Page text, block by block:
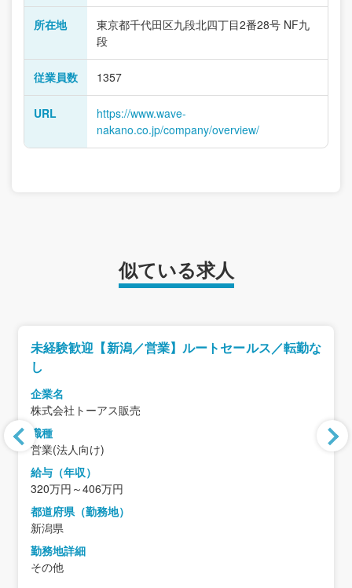
所在地
東京都千代田区九段北四丁目2番28号 NF九
段
従業員数 1357
URL
https://www.wave-
nakano.co.jp/company/overview/
似ている求人
未経験歓迎【新潟／営業】ルートセールス／転勤な
し
企業名
株式会社トーアス販売
職種
営業(法人向け)
給与（年収）
320万円～406万円
都道府県（勤務地）
新潟県
勤務地詳細
その他